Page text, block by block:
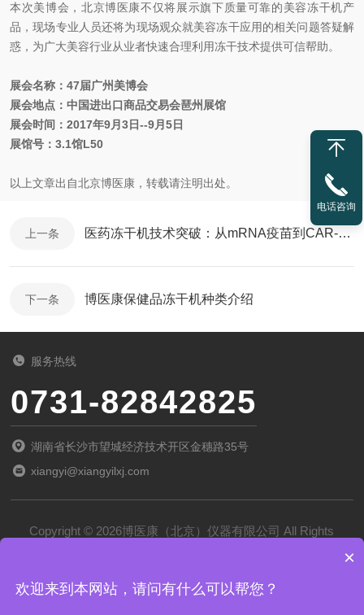
本次美博会，北京博医康不仅将展示旗下质量可靠的美容冻干机产
品，现场专业人员还将为现场观众就美容冻干应用的相关问题答疑解
惑，为广大美容行业从业者快速合理利用冻干技术提供可信帮助。
展会名称：47届广州美博会
展会地点：中国进出口商品交易会琶州展馆
展会时间：2017年9月3日--9月5日
展馆号：3.1馆L50
以上文章出自北京博医康，转载请注明出处。
上一条 医药冻干机技术突破：从mRNA疫苗到CAR-T细胞保存
下一条 博医康保健品冻干机种类介绍
服务热线
0731-82842825
湖南省长沙市望城经济技术开区金穗路35号
xiangyi@xiangyilxj.com
Copyright © 2026博医康（北京）仪器有限公司 All Rights
电话咨询
×
欢迎来到本网站，请问有什么可以帮您？